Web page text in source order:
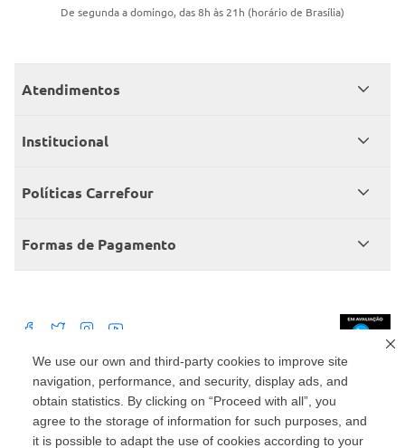
We use our own and third-party cookies to improve site
navigation, performance, and security, display ads, and
obtain statistics. By clicking on “Proceed with all”, you
agree to the storage of information for such purposes, and
it is possible to adapt the use of cookies according to your
De segunda a domingo, das 8h às 21h (horário de Brasília)
Atendimentos
Meus pedidos
Consumidor.gov
Institucional
Grupo Carrefour Brasil
Produtos Carrefour
Políticas Carrefour
Políticas de entregas
Políticas de trocas e devoluções
Formas de Pagamento
Mercado: Carrefour Comércio e Indústrias Ltda Via de Acesso Norte, Km 38,
nº 420, Empresarial Gato Preto, Cajamar - SP | CEP 07789-100 | CNPJ:
45.543.915/0846-95
Drogaria: Carrefour Comercio e Industria Ltda: Avenida das Nações Unidas,
15187, Loja 104/105/106 Bloco A Setor 1 - Vila Gertrudes, São Paulo, SP |
CEP 04794-000 | CNPJ: 45.543.915/0736-50